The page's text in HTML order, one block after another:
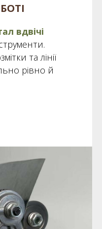
вдвічі
та лінії
рівно й